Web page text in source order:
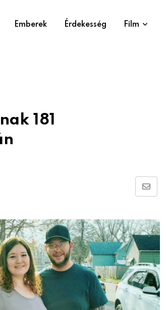
Emberek Érdekesség Film
181
Share
Email